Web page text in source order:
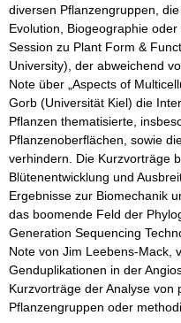
diversen Pflanzengruppen,
Evolution, Biogeographie
Session zu Plant Form &
University), der abweichend
Note über „Aspects of
Gorb (Uni­versität Kiel) die
Pflanzen thematisierte,
Pflanzenoberflächen, sowie
verhindern. Die Kurzvorträge
Blütenentwicklung und
Ergebnisse zur Biomechanik
das boomende Feld der
Generation Sequencing
Note von Jim Leebens-Mack,
Genduplikationen in der
Kurzvorträge der Analyse von
Pflanzengruppen oder